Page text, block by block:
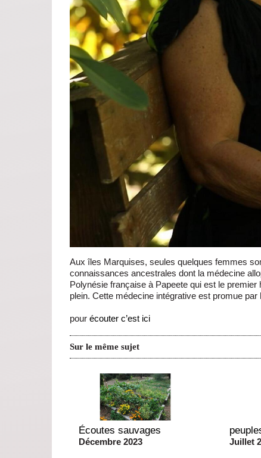
Aux îles Marquises, seules quelques femmes
connaissances ancestrales dont la médecine
Polynésie française à Papeete qui est le
plein. Cette médecine intégrative est promue
pour écouter c’est ici
Sur le même sujet
Écoutes sauvages
Décembre 2023 Juillet